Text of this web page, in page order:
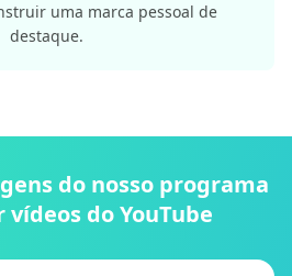
uma marca pessoal de
destaque.
do nosso programa
do YouTube